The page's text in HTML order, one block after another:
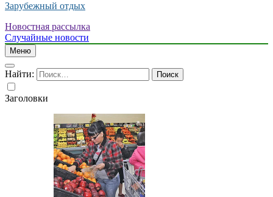
Зарубежный отдых
Новостная рассылка
Случайные новости
Меню
Найти:
Заголовки